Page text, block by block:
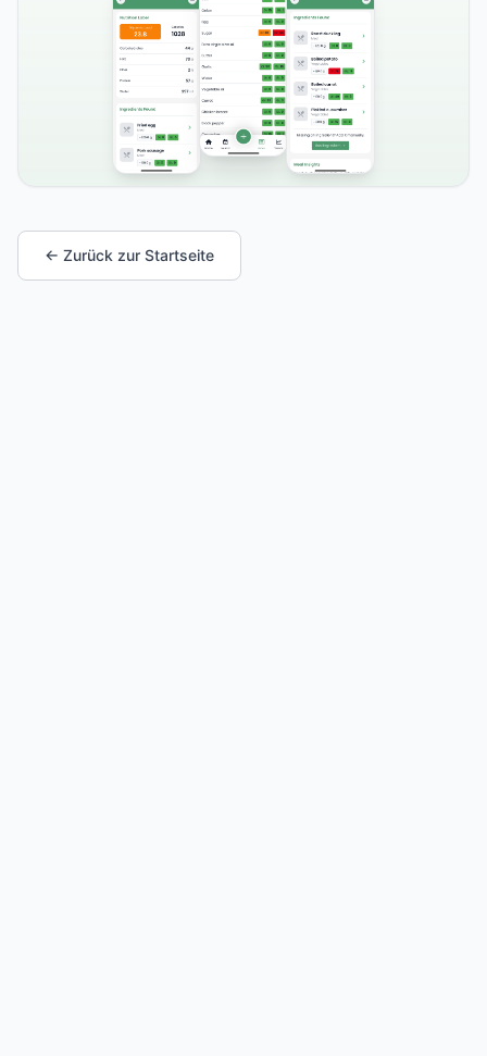
← Zurück zur Startseite